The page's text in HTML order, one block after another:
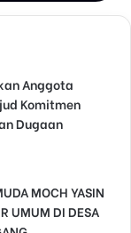
Anggota
Komitmen
Dugaan
MOCH YASIN
UMUM DI DESA